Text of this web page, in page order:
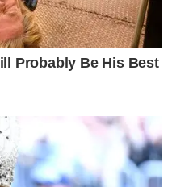
Probably Be His Best